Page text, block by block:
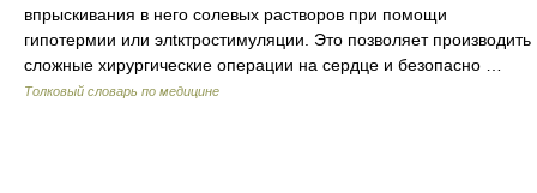
впрыскивания в него солевых растворов при помощи
гипотермии или элtктростимуляции. Это позволяет производить
сложные хирургические операции на сердце и безопасно …
Толковый словарь по медицине